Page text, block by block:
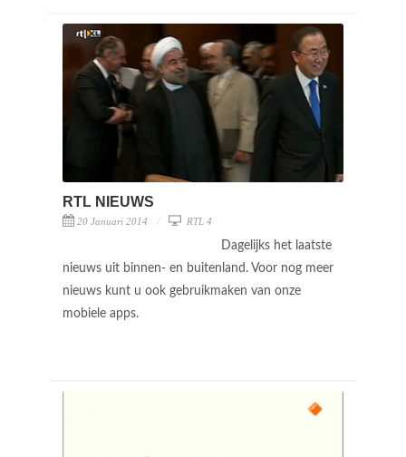
RTL NIEUWS
20 Januari 2014 RTL 4
Dagelijks het laatste
nieuws uit binnen- en buitenland. Voor nog meer
nieuws kunt u ook gebruikmaken van onze
mobiele apps.